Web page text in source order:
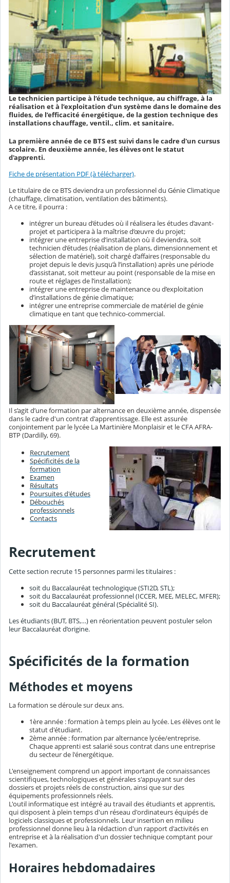
Le technicien participe à l’étude technique, au chiffrage, à la
réalisation et à l’exploitation d’un système dans le domaine des
fluides, de l’efficacité énergétique, de la gestion technique des
installations chauffage, ventil., clim. et sanitaire.
La première année de ce BTS est suivi dans le cadre d'un cursus
scolaire. En deuxième année, les élèves ont le statut
d'apprenti.
Fiche de présentation PDF (à télécharger).
Le titulaire de ce BTS deviendra un professionnel du Génie Climatique
(chauffage, climatisation, ventilation des bâtiments).
A ce titre, il pourra :
intégrer un bureau d’études où il réalisera les études d’avant-
projet et participera à la maîtrise d’œuvre du projet;
intégrer une entreprise d’installation où il deviendra, soit
technicien d’études (réalisation de plans, dimensionnement et
sélection de matériel), soit chargé d’affaires (responsable du
projet depuis le devis jusqu’à l’installation) après une période
d’assistanat, soit metteur au point (responsable de la mise en
route et réglages de l’installation);
intégrer une entreprise de maintenance ou d’exploitation
d’installations de génie climatique;
intégrer une entreprise commerciale de matériel de génie
climatique en tant que technico-commercial.
Il s’agit d’une formation par alternance en deuxième année, dispensée
dans le cadre d'un contrat d'apprentissage. Elle est assurée
conjointement par le lycée La Martinière Monplaisir et le CFA AFRA-
BTP (Dardilly, 69).
Recrutement
Spécificités de la
formation
Examen
Résultats
Poursuites d'études
Débouchés
professionnels
Contacts
Recrutement
Cette section recrute 15 personnes parmi les titulaires :
soit du Baccalauréat technologique (STI2D, STL);
soit du Baccalauréat professionnel (ICCER, MEE, MELEC, MFER);
soit du Baccalauréat général (Spécialité SI).
Les étudiants (BUT, BTS,…) en réorientation peuvent postuler selon
leur Baccalauréat d’origine.
Spécificités de la formation
Méthodes et moyens
La formation se déroule sur deux ans.
1ère année : formation à temps plein au lycée. Les élèves ont le
statut d'étudiant.
2ème année : formation par alternance lycée/entreprise.
Chaque apprenti est salarié sous contrat dans une entreprise
du secteur de l'énergétique.
L'enseignement comprend un apport important de connaissances
scientifiques, technologiques et générales s'appuyant sur des
dossiers et projets réels de construction, ainsi que sur des
équipements professionnels réels.
L'outil informatique est intégré au travail des étudiants et apprentis,
qui disposent à plein temps d'un réseau d'ordinateurs équipés de
logiciels classiques et professionnels. Leur insertion en milieu
professionnel donne lieu à la rédaction d'un rapport d'activités en
entreprise et à la réalisation d'un dossier technique comptant pour
l'examen.
Horaires hebdomadaires